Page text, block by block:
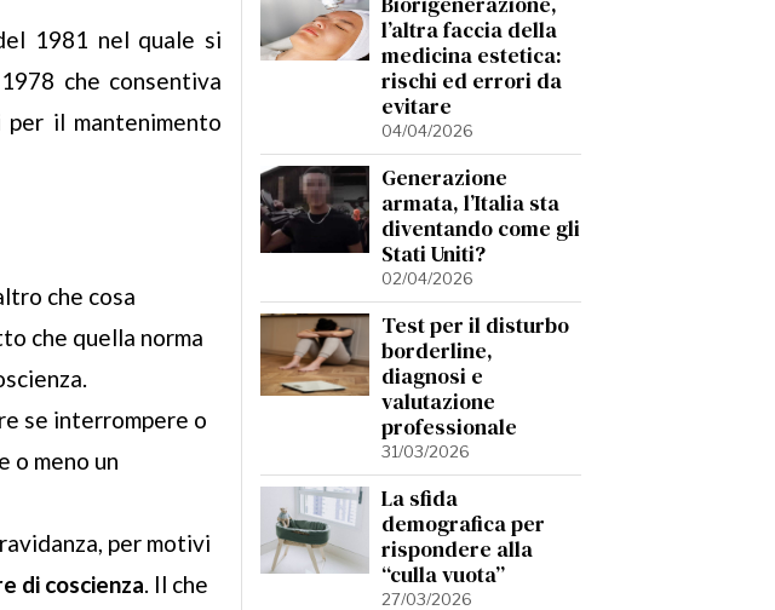
1981 nel quale si
che consentiva
per il mantenimento
che cosa
che quella norma
se interrompere o
o meno un
per motivi
di coscienza. Il che
l’altra faccia della
medicina estetica:
rischi ed errori da
evitare
04/04/2026
Generazione
armata, l’Italia sta
diventando come gli
Stati Uniti?
02/04/2026
Test per il disturbo
borderline,
diagnosi e
valutazione
professionale
31/03/2026
La sfida
demografica per
rispondere alla
“culla vuota”
27/03/2026